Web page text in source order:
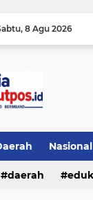
8 Agu 2026
Nasional
daerah